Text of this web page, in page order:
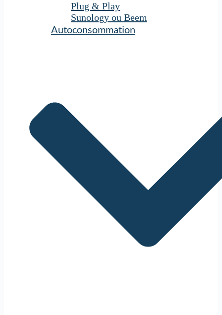
Plug & Play
Sunology ou Beem
Autoconsommation